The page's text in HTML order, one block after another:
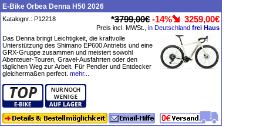
E-Bike Orbea Denna H50 2026
Katalognr.: P12218 *3799,00€ -14% 3259,00€
Preis incl. MWSt., in Deutschland frei Haus
Das Denna bringt Leichtigkeit, die kraftvolle
Unterstützung des Shimano EP600 Antriebs und eine
GRX-Gruppe zusammen und meistert sowohl
Abenteuer-Touren, Gravel-Ausfahrten oder den
täglichen Weg zur Arbeit. Für Pendler und Entdecker
gleichermaßen perfect. mehr...